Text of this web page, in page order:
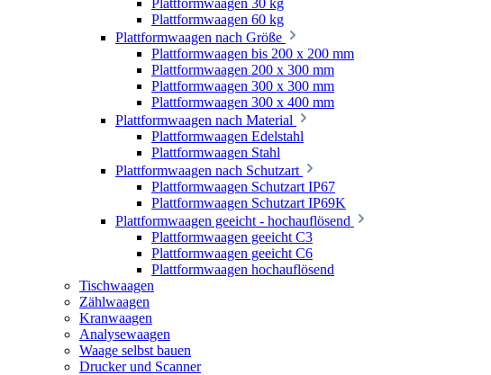
Plattformwaagen 60 kg
Plattformwaagen nach Größe
Plattformwaagen bis 200 x 200 mm
Plattformwaagen 200 x 300 mm
Plattformwaagen 300 x 300 mm
Plattformwaagen 300 x 400 mm
Plattformwaagen nach Material
Plattformwaagen Edelstahl
Plattformwaagen Stahl
Plattformwaagen nach Schutzart
Plattformwaagen Schutzart IP67
Plattformwaagen Schutzart IP69K
Plattformwaagen geeicht - hochauflösend
Plattformwaagen geeicht C3
Plattformwaagen geeicht C6
Plattformwaagen hochauflösend
Tischwaagen
Zählwaagen
Kranwaagen
Analysewaagen
Waage selbst bauen
Drucker und Scanner